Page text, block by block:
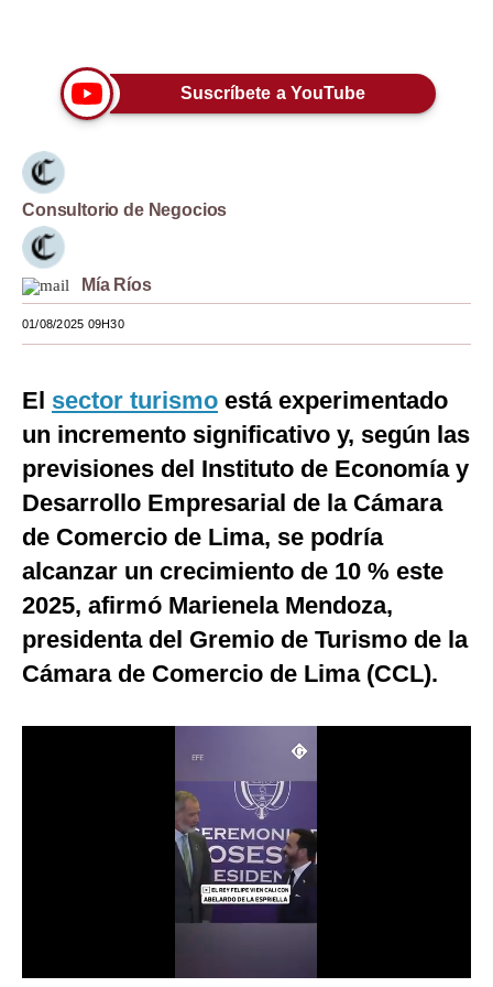
Estilos
Mundo
EEUU
México
España
Internacional
Tecnología
Mix
G de Gestión
Notas Contratadas
Podcast
Gestión TV
Videos
Privacidad
Suscríbete a YouTube
Consultorio de Negocios
Mía Ríos
01/08/2025 09H30
El sector turismo está experimentado
un incremento significativo y, según las
previsiones del Instituto de Economía y
Desarrollo Empresarial de la Cámara
de Comercio de Lima, se podría
alcanzar un crecimiento de 10 % este
2025, afirmó Marienela Mendoza,
presidenta del Gremio de Turismo de la
Cámara de Comercio de Lima (CCL).